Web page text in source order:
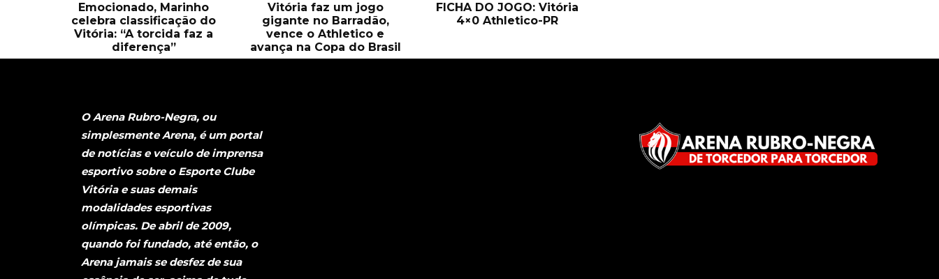
Emocionado, Marinho
celebra classificação do
Vitória: “A torcida faz a
diferença”
Vitória faz um jogo
gigante no Barradão,
vence o Athletico e
avança na Copa do Brasil
FICHA DO JOGO: Vitória
4×0 Athletico-PR
O Arena Rubro-Negra, ou
simplesmente Arena, é um portal
de notícias e veículo de imprensa
esportivo sobre o Esporte Clube
Vitória e suas demais
modalidades esportivas
olímpicas. De abril de 2009,
quando foi fundado, até então, o
Arena jamais se desfez de sua